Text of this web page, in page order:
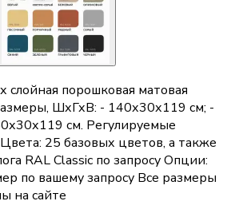
слойная порошковая матовая
ШхГхВ: - 140х30х119 см; -
см. Регулируемые
25 базовых цветов, а также
RAL Classic по запросу Опции:
по вашему запросу Все размеры
на сайте